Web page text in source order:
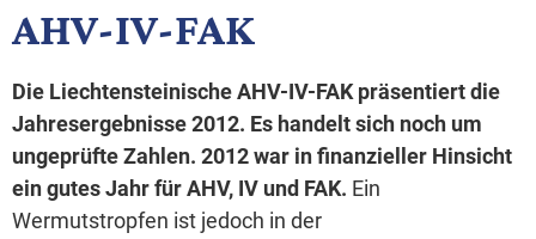
AHV-IV-FAK
Die Liechtensteinische AHV-IV-FAK präsentiert die
Jahresergebnisse 2012. Es handelt sich noch um
ungeprüfte Zahlen. 2012 war in finanzieller Hinsicht
ein gutes Jahr für AHV, IV und FAK. Ein
Wermutstropfen ist jedoch in der